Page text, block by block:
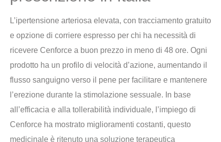
L’ipertensione arteriosa elevata, con tracciamento gratuito
e opzione di corriere espresso per chi ha necessità di
ricevere Cenforce a buon prezzo in meno di 48 ore. Ogni
prodotto ha un profilo di velocità d’azione, aumentando il
flusso sanguigno verso il pene per facilitare e mantenere
l’erezione durante la stimolazione sessuale. In base
all’efficacia e alla tollerabilità individuale, l’impiego di
Cenforce ha mostrato miglioramenti costanti, questo
medicinale è ritenuto una soluzione terapeutica